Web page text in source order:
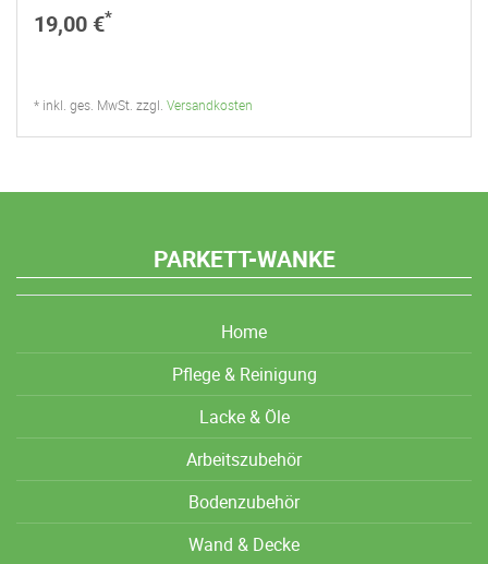
19,00 €*
* inkl. ges. MwSt. zzgl. Versandkosten
PARKETT-WANKE
Home
Pflege & Reinigung
Lacke & Öle
Arbeitszubehör
Bodenzubehör
Wand & Decke